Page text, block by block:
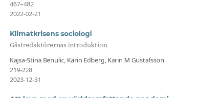
467–482
2022-02-21
Klimatkrisens sociologi
Gästredaktörernas introduktion
Kajsa-Stina Benulic, Karin Edberg, Karin M Gustafsson
219-228
2023-12-31